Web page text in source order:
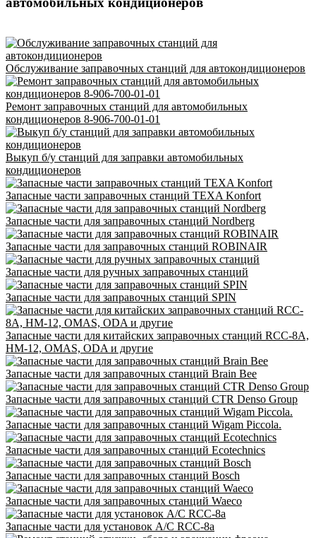
Обслуживание заправочных станций для автокондиционеров
Ремонт заправочных станций для автомобильных
кондиционеров 8-906-700-01-01
Выкуп б/у станций для заправки автомобильных
кондиционеров
Запасные части заправочных станций TEXA Konfort
Запасные части для заправочных станций Nordberg
Запасные части для заправочных станций ROBINAIR
Запасные части для ручных заправочных станций
Запасные части для заправочных станций SPIN
Запасные части для китайских заправочных станций RCC-8A,
HM-12, OMAS, ODA и другие
Запасные части для заправочных станций Brain Bee
Запасные части для заправочных станций CTR Denso Group
Запасные части для заправочных станций Wigam Piccola.
Запасные части для заправочных станций Ecotechnics
Запасные части для заправочных станций Bosch
Запасные части для заправочных станций Waeco
Запасные части для установок A/C RCC-8a